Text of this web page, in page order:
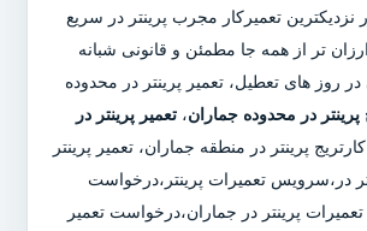
نزدیکترین تعمیرکار مجرب پرینتر در سریع
تر از همه جا مطمئن و قانونی شبانه
حتی در روز های تعطیل، تعمیر پرینتر در محدوده
پرینتر در محدوده جماران، تعمیر پرینتر در
پرینتر در منطقه جماران، تعمیر پرینتر
در،سرویس تعمیرات پرینتر،درخواست
پرینتر در جماران،درخواست تعمیر